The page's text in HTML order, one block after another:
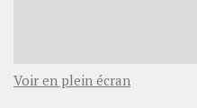
Voir en plein écran